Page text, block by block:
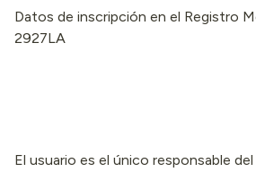
Datos de inscripción en el Registro
2927LA
El usuario es el único responsable